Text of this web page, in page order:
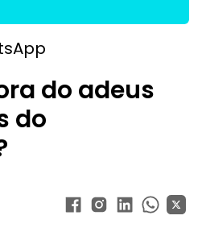
do adeus
do